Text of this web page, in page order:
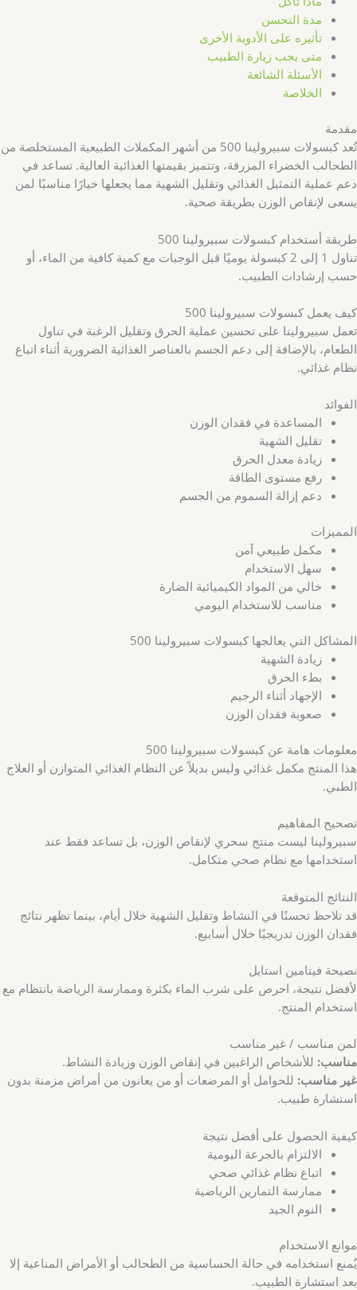
مدة التحسن
تأثيره على الأدوية الأخرى
متى يجب زيارة الطبيب
الأسئلة الشائعة
الخلاصة
مقدمة
تُعد كبسولات سبيرولينا 500 من أشهر المكملات الطبيعية المستخلصة من
الطحالب الخضراء المزرقة، وتتميز بقيمتها الغذائية العالية. تساعد في
دعم عملية التمثيل الغذائي وتقليل الشهية مما يجعلها خيارًا مناسبًا لمن
يسعى لإنقاص الوزن بطريقة صحية.
طريقة أستخدام كبسولات سبيرولينا 500
تناول 1 إلى 2 كبسولة يوميًا قبل الوجبات مع كمية كافية من الماء، أو
حسب إرشادات الطبيب.
كيف يعمل كبسولات سبيرولينا 500
تعمل سبيرولينا على تحسين عملية الحرق وتقليل الرغبة في تناول
الطعام، بالإضافة إلى دعم الجسم بالعناصر الغذائية الضرورية أثناء اتباع
نظام غذائي.
الفوائد
المساعدة في فقدان الوزن
تقليل الشهية
زيادة معدل الحرق
رفع مستوى الطاقة
دعم إزالة السموم من الجسم
المميزات
مكمل طبيعي آمن
سهل الاستخدام
خالي من المواد الكيميائية الضارة
مناسب للاستخدام اليومي
المشاكل التي يعالجها كبسولات سبيرولينا 500
زيادة الشهية
بطء الحرق
الإجهاد أثناء الرجيم
صعوبة فقدان الوزن
معلومات هامة عن كبسولات سبيرولينا 500
هذا المنتج مكمل غذائي وليس بديلاً عن النظام الغذائي المتوازن أو العلاج
الطبي.
تصحيح المفاهيم
سبيرولينا ليست منتج سحري لإنقاص الوزن، بل تساعد فقط عند
استخدامها مع نظام صحي متكامل.
النتائج المتوقعة
قد تلاحظ تحسنًا في النشاط وتقليل الشهية خلال أيام، بينما تظهر نتائج
فقدان الوزن تدريجيًا خلال أسابيع.
نصيحة فيتامين استايل
لأفضل نتيجة، احرص على شرب الماء بكثرة وممارسة الرياضة بانتظام مع
استخدام المنتج.
لمن مناسب / غير مناسب
مناسب: للأشخاص الراغبين في إنقاص الوزن وزيادة النشاط.
غير مناسب: للحوامل أو المرضعات أو من يعانون من أمراض مزمنة بدون
استشارة طبيب.
كيفية الحصول على أفضل نتيجة
الالتزام بالجرعة اليومية
اتباع نظام غذائي صحي
ممارسة التمارين الرياضية
النوم الجيد
موانع الاستخدام
يُمنع استخدامه في حالة الحساسية من الطحالب أو الأمراض المناعية إلا
بعد استشارة الطبيب.